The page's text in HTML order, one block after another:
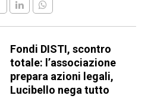
Fondi DISTI, scontro
totale: l’associazione
prepara azioni legali,
Lucibello nega tutto